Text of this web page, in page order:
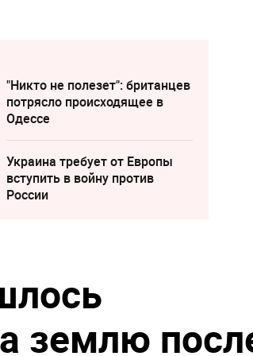
"Никто не полезет": британцев
потрясло происходящее в
Одессе
Украина требует от Европы
вступить в войну против
России
землю